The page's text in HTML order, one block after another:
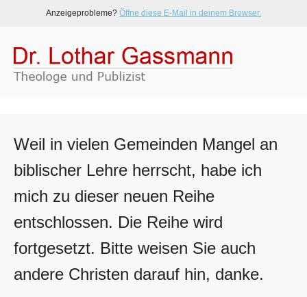
Anzeigeprobleme? Öffne diese E-Mail in deinem Browser.
Weil in vielen Gemeinden Mangel an
biblischer Lehre herrscht, habe ich
mich zu dieser neuen Reihe
entschlossen. Die Reihe wird
fortgesetzt. Bitte weisen Sie auch
andere Christen darauf hin, danke.